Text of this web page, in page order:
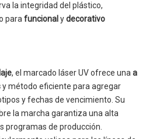
la integridad del plástico,
parafuncional ydecorativo
, el marcado láser UV ofrece unaa
y método eficiente para agregar
y fechas de vencimiento. Su
la marcha garantiza una alta
programas de producción.